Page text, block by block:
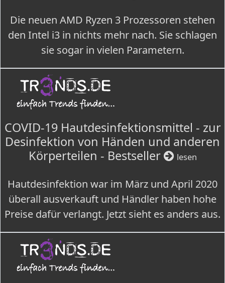
Die neuen AMD Ryzen 3 Prozessoren stehen
den Intel i3 in nichts mehr nach. Sie schlagen
sie sogar in vielen Parametern.
COVID-19 Hautdesinfektionsmittel - zur
Desinfektion von Händen und anderen
Körperteilen - Bestseller
lesen
Hautdesinfektion war im März und April 2020
überall ausverkauft und Händler haben hohe
Preise dafür verlangt. Jetzt sieht es anders aus.